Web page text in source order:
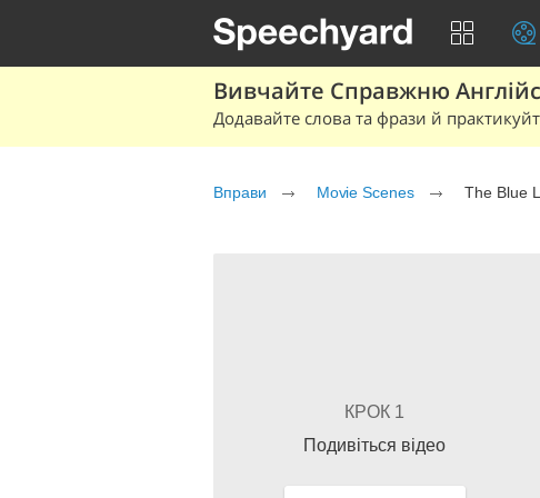
Вивчайте Справжню
Додавайте слова та фрази й
Вправи Movie Scenes The Blue
КРОК 1
Подивіться відео